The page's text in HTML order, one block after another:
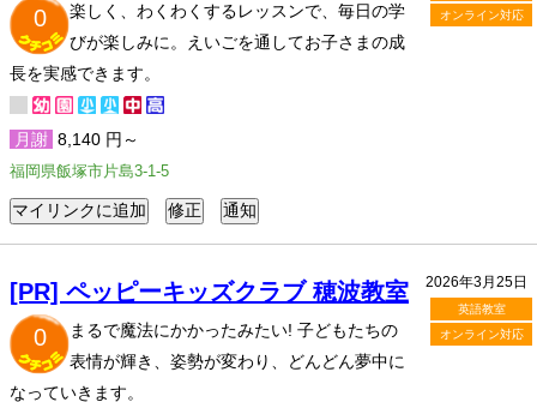
オンライン対応
0
楽しく、わくわくするレッスンで、毎日の学
びが楽しみに。えいごを通してお子さまの成
長を実感できます。
月謝 8,140 円～
福岡県飯塚市片島3-1-5
2026年3月25日
英語教室
オンライン対応
[PR] ペッピーキッズクラブ 穂波教室
0
まるで魔法にかかったみたい! 子どもたちの
表情が輝き、姿勢が変わり、どんどん夢中に
なっていきます。